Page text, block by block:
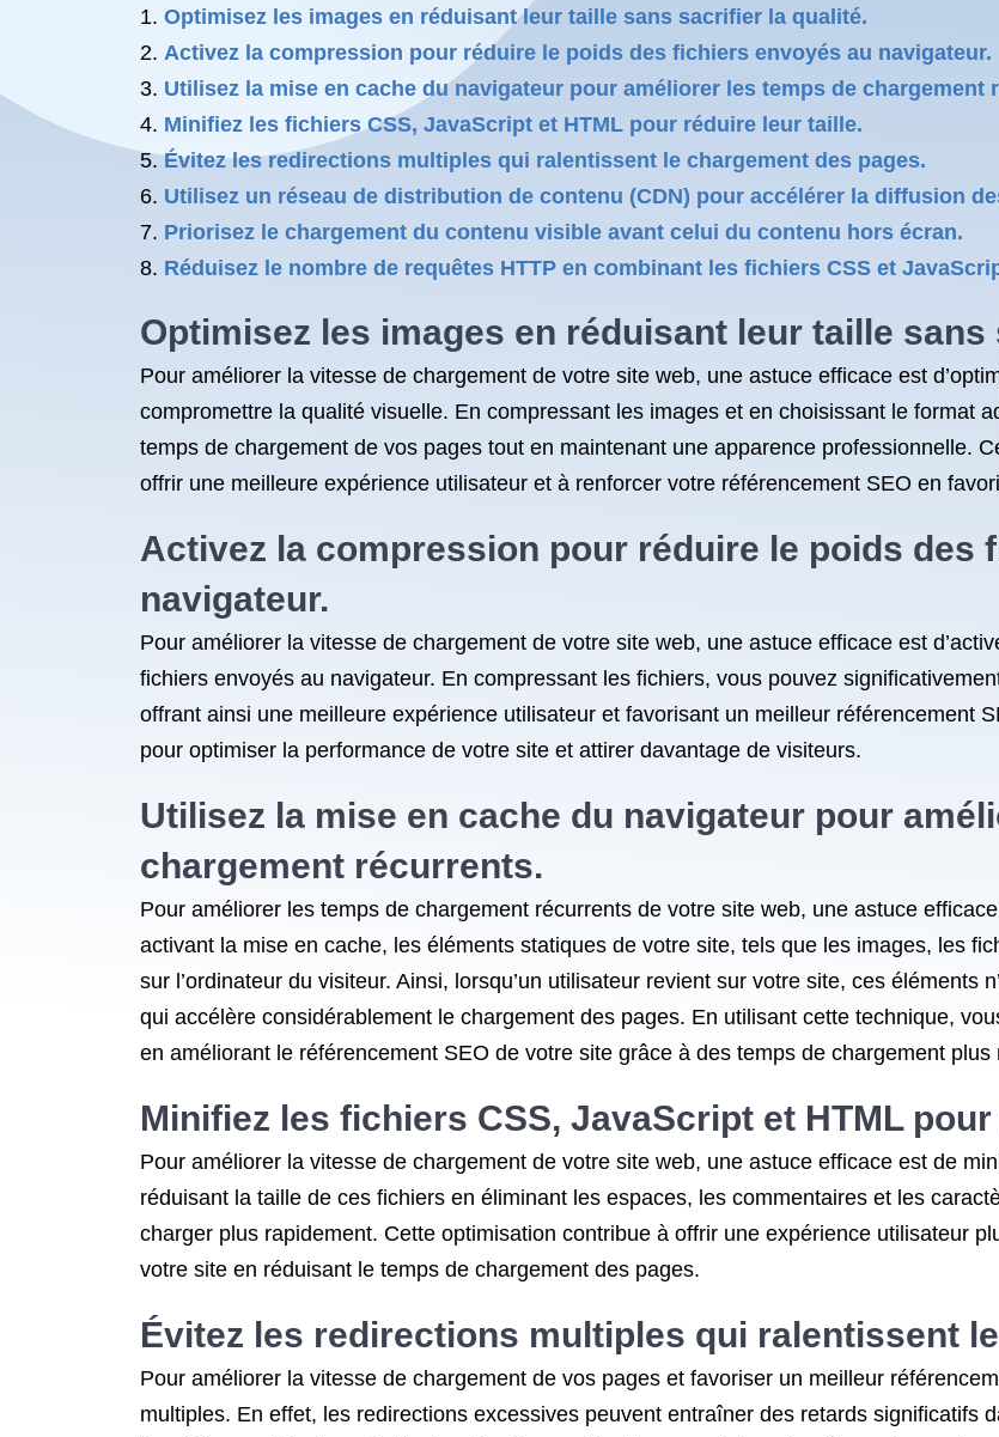
Optimisez les images en réduisant leur taille sans sacrifier la qualité.
Activez la compression pour réduire le poids des fichiers envoyés au navigateur.
Utilisez la mise en cache du navigateur pour améliorer les temps de chargement
Minifiez les fichiers CSS, JavaScript et HTML pour réduire leur taille.
Évitez les redirections multiples qui ralentissent le chargement des pages.
Utilisez un réseau de distribution de contenu (CDN) pour accélérer la diffusion
Priorisez le chargement du contenu visible avant celui du contenu hors écran.
Réduisez le nombre de requêtes HTTP en combinant les fichiers CSS et
Optimisez les images en réduisant leur taille
Pour améliorer la vitesse de chargement de votre site web, une astuce efficace est
compromettre la qualité visuelle. En compressant les images et en choisissant le format
temps de chargement de vos pages tout en maintenant une apparence professionnelle.
offrir une meilleure expérience utilisateur et à renforcer votre référencement SEO en
Activez la compression pour réduire le poids des
navigateur.
Pour améliorer la vitesse de chargement de votre site web, une astuce efficace est
fichiers envoyés au navigateur. En compressant les fichiers, vous pouvez
offrant ainsi une meilleure expérience utilisateur et favorisant un meilleur référencement
pour optimiser la performance de votre site et attirer davantage de visiteurs.
Utilisez la mise en cache du navigateur pour
chargement récurrents.
Pour améliorer les temps de chargement récurrents de votre site web, une astuce
activant la mise en cache, les éléments statiques de votre site, tels que les images, les
sur l’ordinateur du visiteur. Ainsi, lorsqu’un utilisateur revient sur votre site, ces éléments
qui accélère considérablement le chargement des pages. En utilisant cette technique,
en améliorant le référencement SEO de votre site grâce à des temps de chargement
Minifiez les fichiers CSS, JavaScript et HTML
Pour améliorer la vitesse de chargement de votre site web, une astuce efficace est de
réduisant la taille de ces fichiers en éliminant les espaces, les commentaires et les
charger plus rapidement. Cette optimisation contribue à offrir une expérience utilisateur
votre site en réduisant le temps de chargement des pages.
Évitez les redirections multiples qui ralentissent
Pour améliorer la vitesse de chargement de vos pages et favoriser un meilleur
multiples. En effet, les redirections excessives peuvent entraîner des retards significatifs